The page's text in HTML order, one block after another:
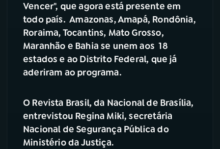
05PODCASTS
06 VIDEOCASTS
08FESTIVAL DE MÚSICA
ACOMPANHE A RÁDIO NACIONAL
Vencer", que agora está presente em
todo país. Amazonas, Amapá, Rondônia,
Roraima, Tocantins, Mato Grosso,
Maranhão e Bahia se unem aos 18
estados e ao Distrito Federal, que já
aderiram ao programa.
O Revista Brasil, da Nacional de Brasília,
entrevistou Regina Miki, secretária
Nacional de Segurança Pública do
Ministério da Justiça.